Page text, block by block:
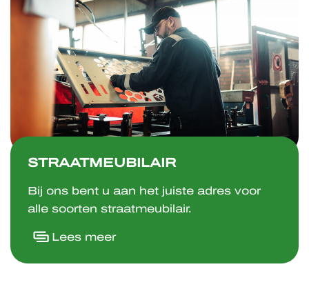
STRAATMEUBILAIR
Bij ons bent u aan het juiste adres voor
alle soorten straatmeubilair.
Lees meer